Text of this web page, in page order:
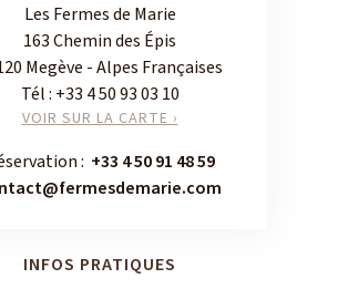
Les Fermes de Marie
163 Chemin des Épis
Megève - Alpes Françaises
Tél : +33 4 50 93 03 10
VOIR SUR LA CARTE ›
: +33 4 50 91 48 59
INFOS PRATIQUES